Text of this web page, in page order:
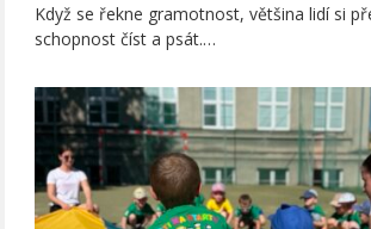
Když se řekne gramotnost, většina lidí si
schopnost číst a psát.…